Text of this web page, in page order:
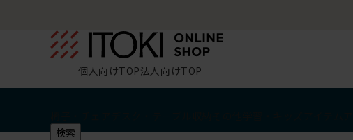
個人向けTOP法人向けTOP
検索